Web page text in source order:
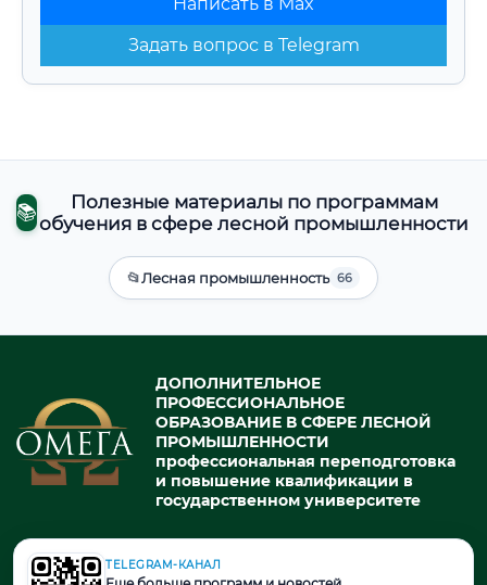
Задать вопрос в Telegram
📚
Полезные материалы по программам
обучения в сфере лесной промышленности
📂Лесная промышленность 66
ДОПОЛНИТЕЛЬНОЕ
ПРОФЕССИОНАЛЬНОЕ
ОБРАЗОВАНИЕ В СФЕРЕ ЛЕСНОЙ
ПРОМЫШЛЕННОСТИ
профессиональная переподготовка
и повышение квалификации в
государственном университете
© 2026. При использовании материалов портала активная ссылка
TELEGRAM-КАНАЛ